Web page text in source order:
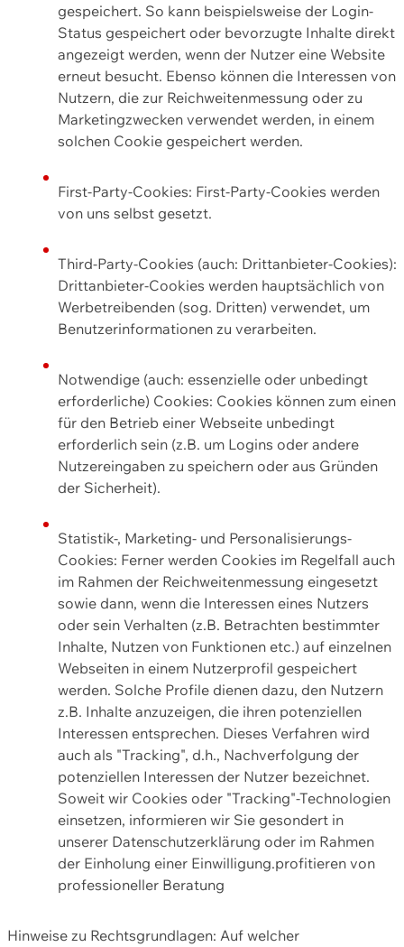
gespeichert. So kann beispielsweise der Login-
Status gespeichert oder bevorzugte Inhalte direkt
angezeigt werden, wenn der Nutzer eine Website
erneut besucht. Ebenso können die Interessen von
Nutzern, die zur Reichweitenmessung oder zu
Marketingzwecken verwendet werden, in einem
solchen Cookie gespeichert werden.
First-Party-Cookies: First-Party-Cookies werden
von uns selbst gesetzt.
Third-Party-Cookies (auch: Drittanbieter-Cookies):
Drittanbieter-Cookies werden hauptsächlich von
Werbetreibenden (sog. Dritten) verwendet, um
Benutzerinformationen zu verarbeiten.
Notwendige (auch: essenzielle oder unbedingt
erforderliche) Cookies: Cookies können zum einen
für den Betrieb einer Webseite unbedingt
erforderlich sein (z.B. um Logins oder andere
Nutzereingaben zu speichern oder aus Gründen
der Sicherheit).
Statistik-, Marketing- und Personalisierungs-
Cookies: Ferner werden Cookies im Regelfall auch
im Rahmen der Reichweitenmessung eingesetzt
sowie dann, wenn die Interessen eines Nutzers
oder sein Verhalten (z.B. Betrachten bestimmter
Inhalte, Nutzen von Funktionen etc.) auf einzelnen
Webseiten in einem Nutzerprofil gespeichert
werden. Solche Profile dienen dazu, den Nutzern
z.B. Inhalte anzuzeigen, die ihren potenziellen
Interessen entsprechen. Dieses Verfahren wird
auch als "Tracking", d.h., Nachverfolgung der
potenziellen Interessen der Nutzer bezeichnet.
Soweit wir Cookies oder "Tracking"-Technologien
einsetzen, informieren wir Sie gesondert in
unserer Datenschutzerklärung oder im Rahmen
der Einholung einer Einwilligung.profitieren von
professioneller Beratung
Hinweise zu Rechtsgrundlagen: Auf welcher